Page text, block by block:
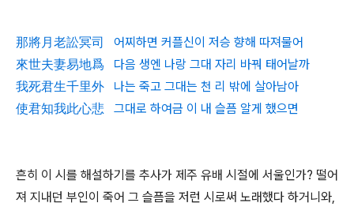
那將月老訟冥司 어찌하면 커플신이 저승 향해 따져물어
來世夫妻易地爲 다음 생엔 나랑 그대 자리 바꿔 태어날까
我死君生千里外 나는 죽고 그대는 천 리 밖에 살아남아
使君知我此心悲 그대로 하여금 이 내 슬픔 알게 했으면
흔히 이 시를 해설하기를 추사가 제주 유배 시절에 서울인가? 떨어
져 지내던 부인이 죽어 그 슬픔을 저런 시로써 노래했다 하거니와,